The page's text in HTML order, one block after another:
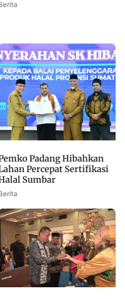
Padang Hibahkan
Percepat Sertifikasi
Sumbar